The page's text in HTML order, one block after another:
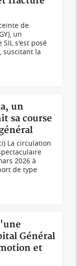
de
un
s'est posé
suscitant la
un
sa course
La circulation
2026 à
de type
Général
et